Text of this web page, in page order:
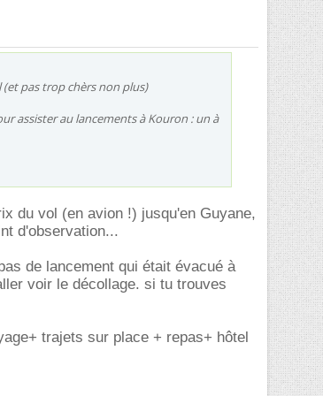
pas trop chèrs non plus)
assister au lancements à Kouron : un à
du vol (en avion !) jusqu'en Guyane,
d'observation...
de lancement qui était évacué à
voir le décollage. si tu trouves
trajets sur place + repas+ hôtel